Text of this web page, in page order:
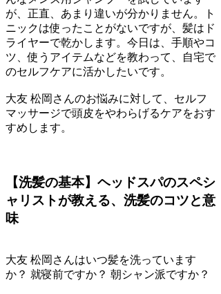
が、正直、あまり違いが分かりません。ト
ニックは使ったことがないですが、髪はド
ライヤーで乾かします。今日は、手順やコ
ツ、使うアイテムなどを教わって、自宅で
のセルフケアに活かしたいです。
大友 松岡さんのお悩みに対して、セルフ
マッサージで頭皮をやわらげるケアをおす
すめします。
【洗髪の基本】ヘッドスパのスペシ
ャリストが教える、洗髪のコツと意
味
大友 松岡さんはいつ髪を洗っています
か？ 就寝前ですか？ 朝シャン派ですか？